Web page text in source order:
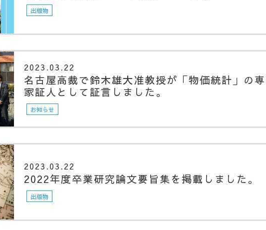
出版物
2023.03.22
名古屋高裁で鈴木雄大准教授が「物価統計」の
家証人として証言しました。
お知らせ
2023.03.22
2022年度卒業研究論文要旨集を掲載しました。
出版物